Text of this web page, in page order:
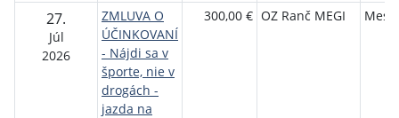
27.
Júl
2026
ZMLUVA O
ÚČINKOVANÍ
- Nájdi sa v
športe, nie v
drogách -
jazda na
300,00 € OZ Ranč MEGI